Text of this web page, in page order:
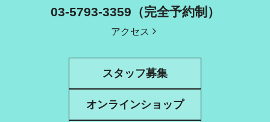
03-5793-3359（完全予約制）
アクセス
スタッフ募集
オンラインショップ